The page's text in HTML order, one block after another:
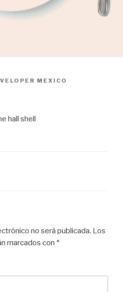
MEXICO
hall shell
no será publicada. Los
marcados con *